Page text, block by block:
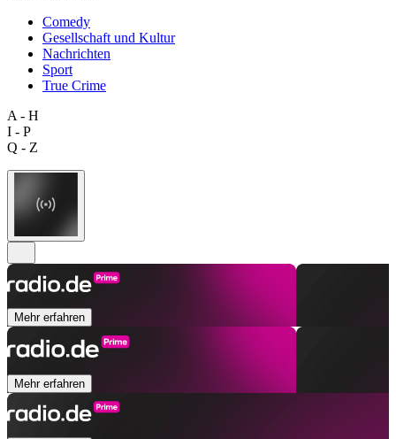
Comedy
Gesellschaft und Kultur
Nachrichten
Sport
True Crime
A - H
I - P
Q - Z
Mehr erfahren
Mehr erfahren